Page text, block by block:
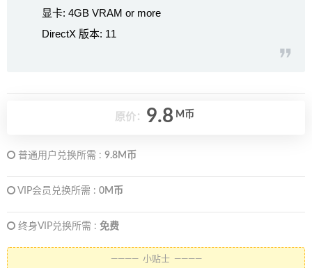
显卡: 4GB VRAM or more
DirectX 版本: 11
原价： 9.8 M币
普通用户兑换所需 : 9.8M币
VIP会员兑换所需 : 0M币
终身VIP兑换所需 : 免费
———— 小贴士 ————